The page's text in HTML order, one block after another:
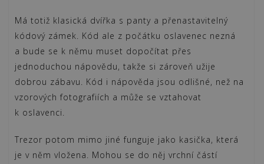
Má totiž klasická dvířka s panty a přenastavitelný
kódový zámek. Kód ale z počátku oslavenec nezná
a bude se k němu muset dopočítat přes
jednoduchou nápovědu, takže si zároveň užije
dobrou zábavu. Kód i nápověda jsou odlišné, než na
vzorových fotografiích a může se vztahovat
k oslavenci.
Trezor potom mimo jiné funguje jako kasička, která
je v něm vložena. Mohou se do něj vrchní částí